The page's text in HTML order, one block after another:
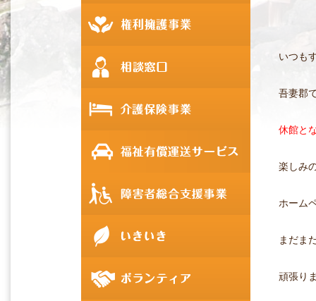
いつも
吾妻郡
休館と
楽しみ
ホーム
まだま
頑張り